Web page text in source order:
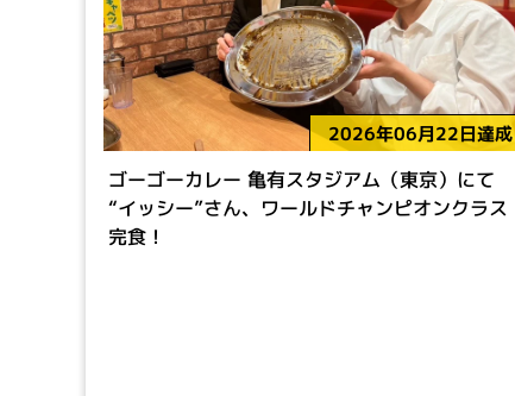
2026年06月22日達成
ゴーゴーカレー 亀有スタジアム（東京）にて
“イッシー”さん、ワールドチャンピオンクラス
完食！